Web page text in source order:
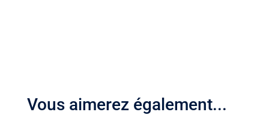
Vous aimerez également...